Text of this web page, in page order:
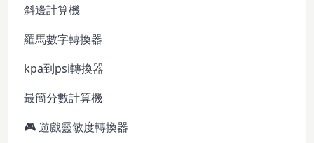
斜邊計算機
羅馬數字轉換器
kpa到psi轉換器
最簡分數計算機
🎮 遊戲靈敏度轉換器